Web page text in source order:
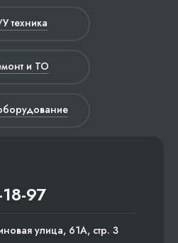
техника
и ТО
97
улица, 61А, стр. 3